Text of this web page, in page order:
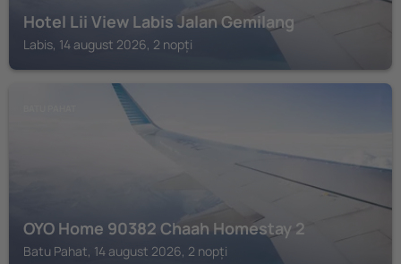
Hotel Lii View Labis Jalan Gemilang
Labis, 14 august 2026, 2 nopți
OYO Home 90382 Chaah Homestay 2
Batu Pahat, 14 august 2026, 2 nopți